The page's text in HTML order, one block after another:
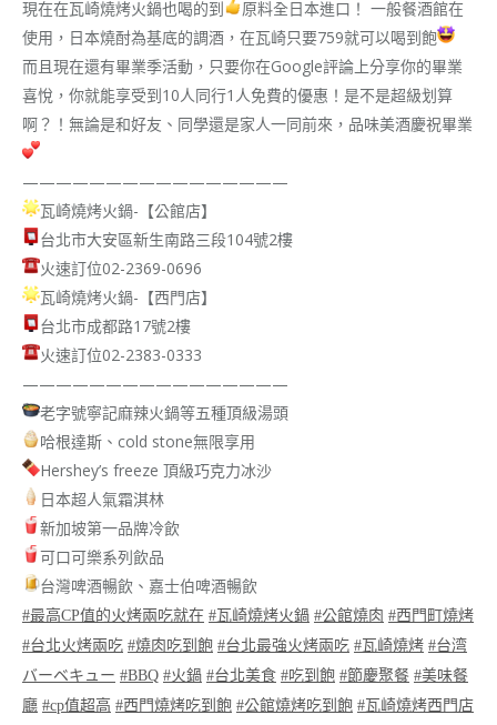
現在在瓦崎燒烤火鍋也喝的到
原料全日本進口！ 一般餐酒館在
使用，日本燒酎為基底的調酒，在瓦崎只要759就可以喝到飽
而且現在還有畢業季活動，只要你在Google評論上分享你的畢業
喜悅，你就能享受到10人同行1人免費的優惠！是不是超級划算
啊？！無論是和好友、同學還是家人一同前來，品味美酒慶祝畢業
————————————————
瓦崎燒烤火鍋-【公館店】
台北市大安區新生南路三段104號2樓
火速訂位02-2369-0696
瓦崎燒烤火鍋-【西門店】
台北市成都路17號2樓
火速訂位02-2383-0333
————————————————
老字號寧記麻辣火鍋等五種頂級湯頭
哈根達斯、cold stone無限享用
Hershey’s freeze 頂級巧克力冰沙
日本超人氣霜淇林
新加坡第一品牌冷飲
可口可樂系列飲品
台灣啤酒暢飲、嘉士伯啤酒暢飲
#最高CP值的火烤兩吃就在 #瓦崎燒烤火鍋 #公館燒肉 #西門町燒烤
#台北火烤兩吃 #燒肉吃到飽 #台北最強火烤兩吃 #瓦崎燒烤 #台湾
バーベキュー #BBQ #火鍋 #台北美食 #吃到飽 #節慶聚餐 #美味餐
廳 #cp值超高 #西門燒烤吃到飽 #公館燒烤吃到飽 #瓦崎燒烤西門店